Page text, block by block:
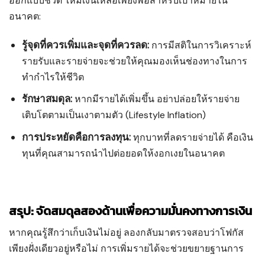
อนาคต:
รู้จุดที่ควรเพิ่มและจุดที่ควรลด: การมีสติในการวิเคราะห์
รายรับและรายจ่ายจะช่วยให้คุณมองเห็นช่องทางในการ
ทำกำไรให้ชีวิต
รักษาสมดุล:หากมีรายได้เพิ่มขึ้น อย่าปล่อยให้รายจ่าย
เติบโตตามเป็นเงาตามตัว (Lifestyle Inflation)
การประหยัดคือการลงทุน:ทุกบาทที่ลดรายจ่ายได้ คือเงิน
ทุนที่คุณสามารถนำไปต่อยอดให้งอกเงยในอนาคต
สรุป: จัดสมดุลสองด้านเพื่อความมั่นคงทางการเงิน
หากคุณรู้สึกว่าเก็บเงินไม่อยู่ ลองกลับมาตรวจสอบว่าโฟกัส
เพียงฝั่งเดียวอยู่หรือไม่ การเพิ่มรายได้จะช่วยขยายฐานการ